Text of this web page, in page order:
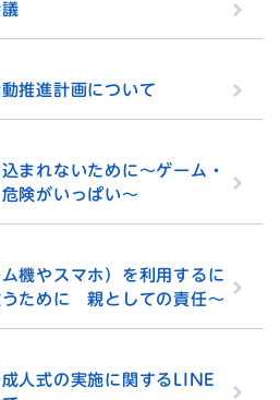
推進計画について
まれないために～ゲーム・
険がいっぱい～
機やスマホ）を利用するに
うために 親としての責任～
人式の実施に関するLINE